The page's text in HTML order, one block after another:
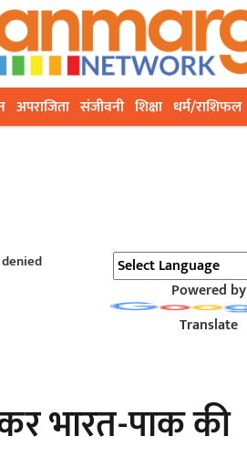
अपराजिता संजीवनी शिक्षा धर्म/राशिफल
Powered by
Translate
भारत-पाक की